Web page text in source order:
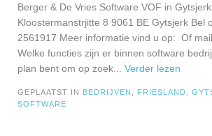
Berger & De Vries Software VOF in
Kloostermanstrjitte 8 9061 BE Gytsjerk Bel
2561917 Meer informatie vind u op: Of
Welke functies zijn er binnen software
plan bent om op zoek ... Verder lezen
GEPLAATST IN BEDRIJVEN FRIESLAND
SOFTWARE